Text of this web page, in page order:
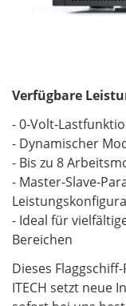
Verfügbare
- 0-Volt-
- Dynamischer
- Bis zu 8
- Master-Slave-
- Ideal für
Bereichen
Dieses
ITECH setzt neue